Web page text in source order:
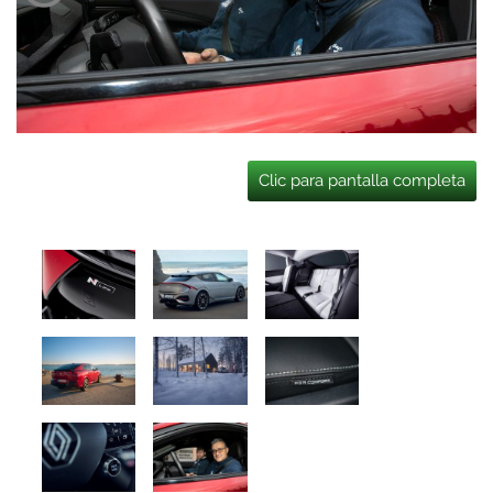
Clic para pantalla completa